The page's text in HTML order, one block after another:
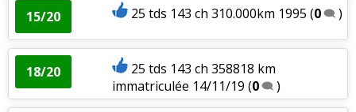
15/20 25 tds 143 ch 310.000km 1995 (0 )
18/20
25 tds 143 ch 358818 km
immatriculée 14/11/19 (0 )